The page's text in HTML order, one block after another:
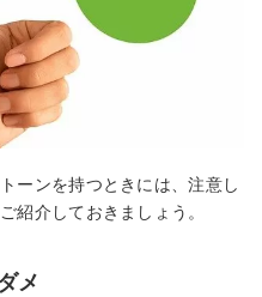
ーンを持つときには、注意し
紹介しておきましょう。
メ